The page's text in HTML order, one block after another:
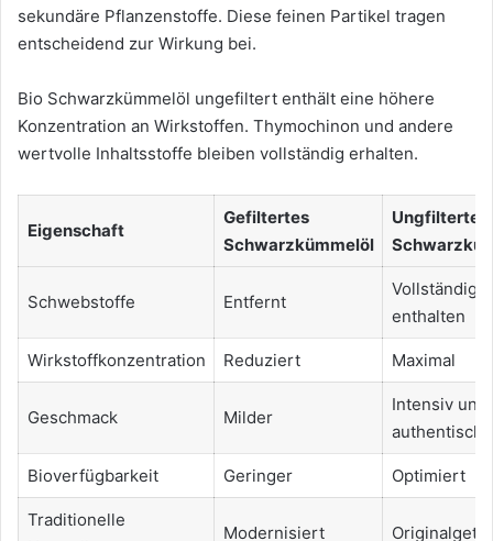
sekundäre Pflanzenstoffe. Diese feinen Partikel tragen
entscheidend zur Wirkung bei.
Bio Schwarzkümmelöl ungefiltert enthält eine höhere
Konzentration an Wirkstoffen. Thymochinon und andere
wertvolle Inhaltsstoffe bleiben vollständig erhalten.
Eigenschaft
Gefiltertes
Schwarzkümmelöl
Ungfiltertes
Schwebstoffe Entfernt
Vollständig
enthalten
Wirkstoffkonzentration Reduziert Maximal
Geschmack Milder
Intensiv und
authentisch
Bioverfügbarkeit Geringer Optimiert
Traditionelle
Modernisiert